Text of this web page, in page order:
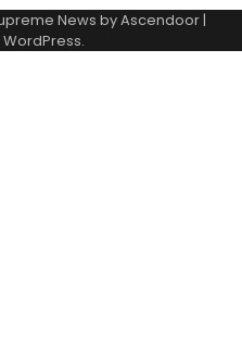
News byAscendoor|
WordPress.